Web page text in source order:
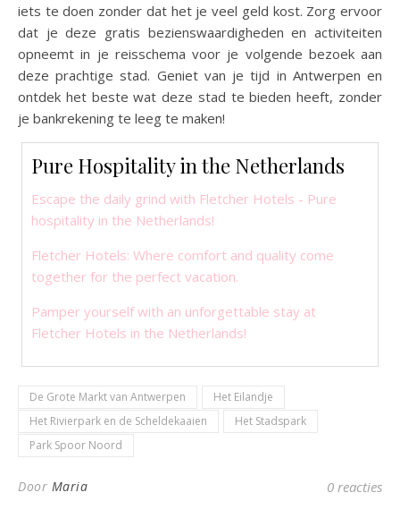
iets te doen zonder dat het je veel geld kost. Zorg ervoor
dat je deze gratis bezienswaardigheden en activiteiten
opneemt in je reisschema voor je volgende bezoek aan
deze prachtige stad. Geniet van je tijd in Antwerpen en
ontdek het beste wat deze stad te bieden heeft, zonder
je bankrekening te leeg te maken!
Pure Hospitality in the Netherlands
Escape the daily grind with Fletcher Hotels - Pure
hospitality in the Netherlands!
Fletcher Hotels: Where comfort and quality come
together for the perfect vacation.
Pamper yourself with an unforgettable stay at
Fletcher Hotels in the Netherlands!
De Grote Markt van Antwerpen
Het Eilandje
Het Rivierpark en de Scheldekaaien
Het Stadspark
Park Spoor Noord
Door Maria 0 reacties